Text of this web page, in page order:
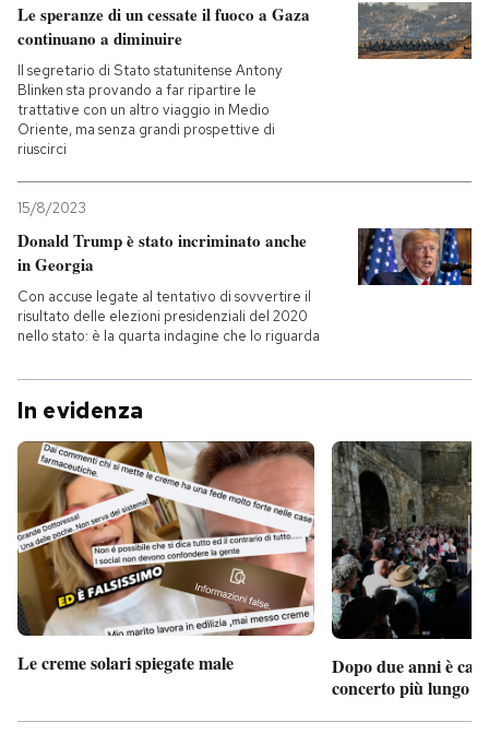
Le speranze di un cessate il fuoco a Gaza
continuano a diminuire
Il segretario di Stato statunitense Antony
Blinken sta provando a far ripartire le
trattative con un altro viaggio in Medio
Oriente, ma senza grandi prospettive di
riuscirci
15/8/2023
Donald Trump è stato incriminato anche
in Georgia
Con accuse legate al tentativo di sovvertire il
risultato delle elezioni presidenziali del 2020
nello stato: è la quarta indagine che lo riguarda
In evidenza
Le creme solari spiegate male
Dopo due anni è
concerto più lungo